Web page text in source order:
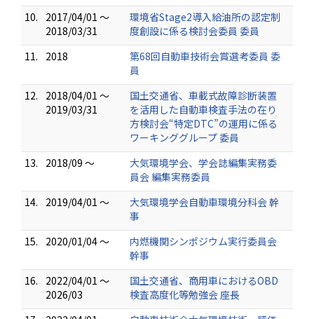
10.
2017/04/01 ～
2018/03/31
環境省Stage2導入給油所の認定制
度創設に係る検討会委員 委員
11.
2018
第68回自動車技術会賞選考委員 委
員
12.
2018/04/01 ～
2019/03/31
国土交通省、車載式故障診断装置
を活用した自動車検査手法の在り
方検討会“特定DTC”の運用に係る
ワーキンググループ 委員
13.
2018/09 ～
大気環境学会、学会誌編集実務委
員会 編集実務委員
14.
2019/04/01 ～
大気環境学会自動車環境分科会 幹
事
15.
2020/01/04 ～
内燃機関シンポジウム実行委員会
幹事
16.
2022/04/01 ～
2026/03
国土交通省、商用車におけるOBD
検査高度化等勉強会 座長